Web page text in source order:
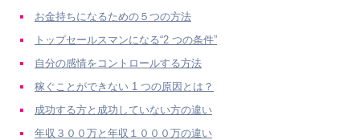
お金持ちになるための５つの方法
トップセールスマンになる“2 つの条件”
自分の感情をコントロールする方法
稼ぐことができない 1 つの原因とは？
成功する方と成功していない方の違い
年収３００万と年収１０００万の違い